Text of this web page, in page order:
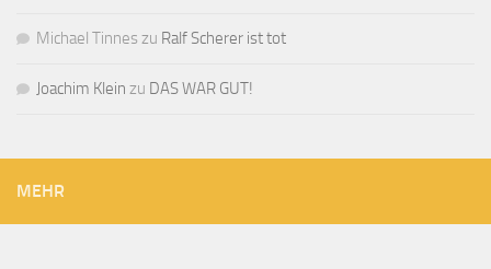
Michael Tinnes zu Ralf Scherer ist tot
Joachim Klein zu DAS WAR GUT!
MEHR